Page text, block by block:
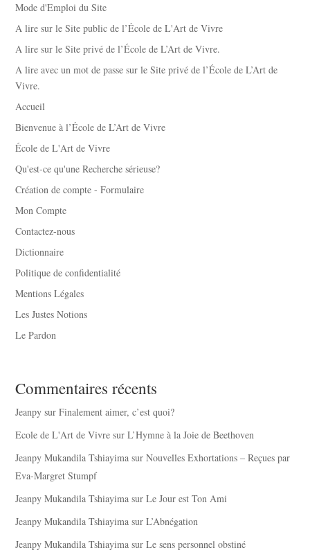
Mode d'Emploi du Site
A lire sur le Site public de l’École de L'Art de Vivre
A lire sur le Site privé de l’École de L’Art de Vivre.
A lire avec un mot de passe sur le Site privé de l’École de L’Art de
Vivre.
Accueil
Bienvenue à l’École de L’Art de Vivre
École de L'Art de Vivre
Qu'est-ce qu'une Recherche sérieuse?
Création de compte - Formulaire
Mon Compte
Contactez-nous
Dictionnaire
Politique de confidentialité
Mentions Légales
Les Justes Notions
Le Pardon
Commentaires récents
Jeanpy surFinalement aimer, c’est quoi?
Ecole de L'Art de Vivre surL’Hymne à la Joie de Beethoven
Jeanpy Mukandila Tshiayima surNouvelles Exhortations – Reçues par
Eva-Margret Stumpf
Jeanpy Mukandila Tshiayima surLe Jour est Ton Ami
Jeanpy Mukandila Tshiayima surL’Abnégation
Jeanpy Mukandila Tshiayima surLe sens personnel obstiné